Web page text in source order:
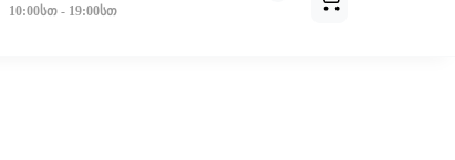
10:00სთ - 19:00სთ